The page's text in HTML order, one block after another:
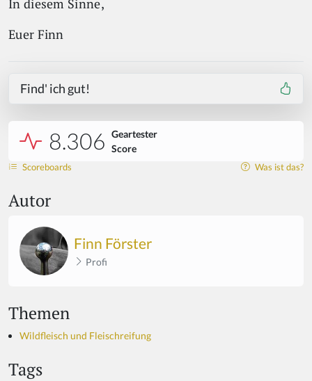
In diesem Sinne,
Euer Finn
Find' ich gut!
8.306 Geartester
Score
Scoreboards Was ist das?
Autor
Finn Förster
Profi
Themen
Wildfleisch und Fleischreifung
Tags